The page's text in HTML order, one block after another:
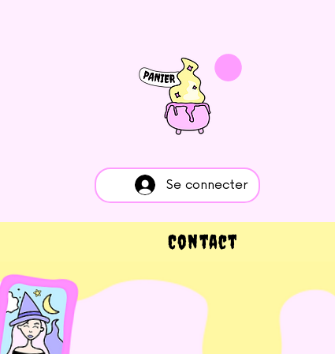
Se connecter
Contact